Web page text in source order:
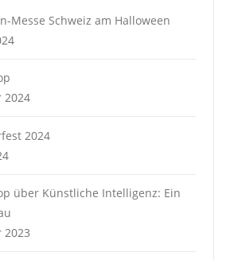
Messe Schweiz am Halloween
2024
2024
über Künstliche Intelligenz: Ein
2023